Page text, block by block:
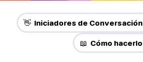
👋 Iniciadores de Conversación
📖 Cómo hacerlo